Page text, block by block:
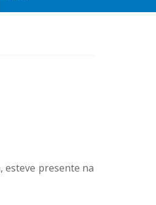
esteve presente na